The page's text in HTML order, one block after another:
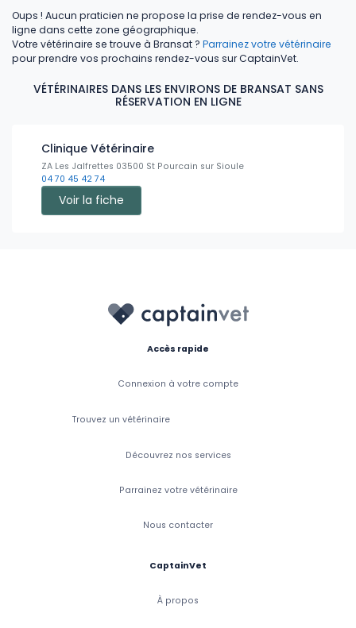
Oups ! Aucun praticien ne propose la prise de rendez-vous en
ligne dans cette zone géographique.
Votre vétérinaire se trouve à Bransat ? Parrainez votre vétérinaire
pour prendre vos prochains rendez-vous sur CaptainVet.
VÉTÉRINAIRES DANS LES ENVIRONS DE BRANSAT SANS
RÉSERVATION EN LIGNE
Clinique Vétérinaire
ZA Les Jalfrettes 03500 St Pourcain sur Sioule
04 70 45 42 74
Voir la fiche
Accès rapide
Connexion à votre compte
Trouvez un vétérinaire
Découvrez nos services
Parrainez votre vétérinaire
Nous contacter
CaptainVet
À propos